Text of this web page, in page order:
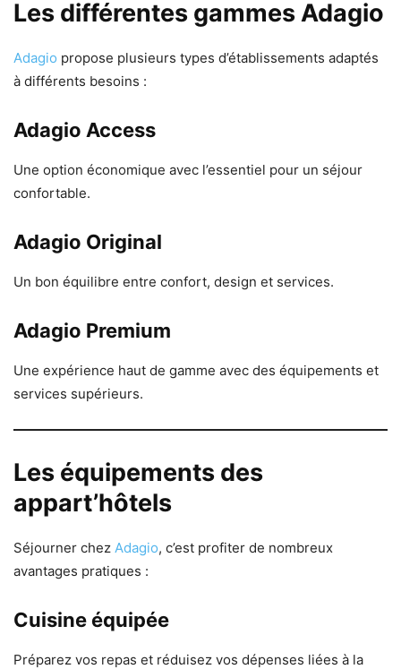
Les différentes gammes Adagio
Adagio propose plusieurs types d’établissements adaptés
à différents besoins :
Adagio Access
Une option économique avec l’essentiel pour un séjour
confortable.
Adagio Original
Un bon équilibre entre confort, design et services.
Adagio Premium
Une expérience haut de gamme avec des équipements et
services supérieurs.
Les équipements des
appart’hôtels
Séjourner chez Adagio, c’est profiter de nombreux
avantages pratiques :
Cuisine équipée
Préparez vos repas et réduisez vos dépenses liées à la